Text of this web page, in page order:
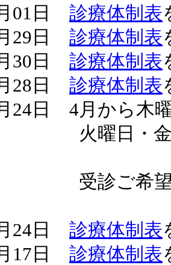
01日 診療体制表
29日 診療体制表
30日 診療体制表
28日 診療体制表
24日 4月から木
金曜日は今
望の方は事
24日 診療体制表
17日 診療体制表